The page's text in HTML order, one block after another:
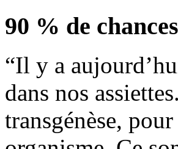
90 % de
“Il y a
dans nos
transgénèse,